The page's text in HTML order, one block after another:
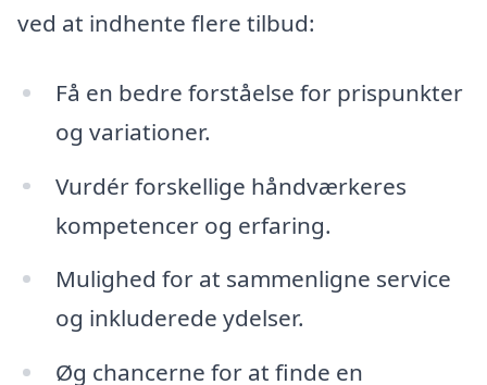
ved at indhente flere tilbud:
Få en bedre forståelse for prispunkter
og variationer.
Vurdér forskellige håndværkeres
kompetencer og erfaring.
Mulighed for at sammenligne service
og inkluderede ydelser.
Øg chancerne for at finde en